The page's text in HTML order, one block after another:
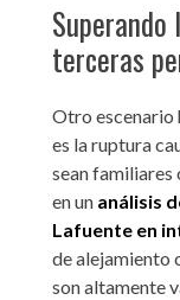
terceras
Otro escenario
es la ruptura
sean familiares
en un análisis
Lafuente en
de alejamiento
son altamente